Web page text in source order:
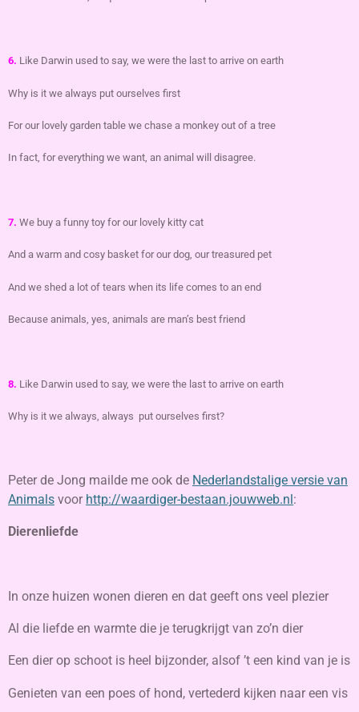
6. Like Darwin used to say, we were the last to arrive on earth
Why is it we always put ourselves first
For our lovely garden table we chase a monkey out of a tree
In fact, for everything we want, an animal will disagree.
7. We buy a funny toy for our lovely kitty cat
And a warm and cosy basket for our dog, our treasured pet
And we shed a lot of tears when its life comes to an end
Because animals, yes, animals are man’s best friend
8. Like Darwin used to say, we were the last to arrive on earth
Why is it we always, always put ourselves first?
Peter de Jong mailde me ook de Nederlandstalige versie van
Animals voor http://waardiger-bestaan.jouwweb.nl:
Dierenliefde
In onze huizen wonen dieren en dat geeft ons veel plezier
Al die liefde en warmte die je terugkrijgt van zo’n dier
Een dier op schoot is heel bijzonder, alsof ’t een kind van je is
Genieten van een poes of hond, vertederd kijken naar een vis